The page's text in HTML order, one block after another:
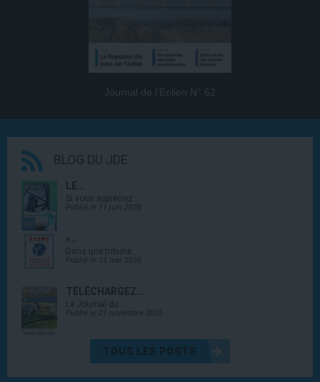
Journal de l’Éolien N° 62
BLOG DU JDE
LE…
Si vous appréciez…
Publié le 11 juin 2026
«…
Dans une tribune…
Publié le 15 mai 2026
TÉLÉCHARGEZ…
Le Journal du…
Publié le 21 novembre 2025
TOUS LES POSTS